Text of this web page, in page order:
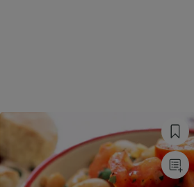
BIFF
MED
VITA
BÖNOR